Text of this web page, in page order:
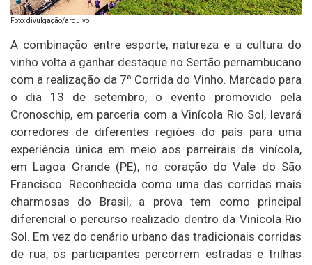
Foto: divulgação/arquivo
A combinação entre esporte, natureza e a cultura do
vinho volta a ganhar destaque no Sertão pernambucano
com a realização da 7ª Corrida do Vinho. Marcado para
o dia 13 de setembro, o evento promovido pela
Cronoschip, em parceria com a Vinícola Rio Sol, levará
corredores de diferentes regiões do país para uma
experiência única em meio aos parreirais da vinícola,
em Lagoa Grande (PE), no coração do Vale do São
Francisco. Reconhecida como uma das corridas mais
charmosas do Brasil, a prova tem como principal
diferencial o percurso realizado dentro da Vinícola Rio
Sol. Em vez do cenário urbano das tradicionais corridas
de rua, os participantes percorrem estradas e trilhas